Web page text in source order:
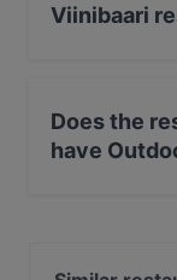
Viinibaari
Does the
have